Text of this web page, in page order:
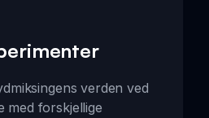
verden ved
med forskjellige